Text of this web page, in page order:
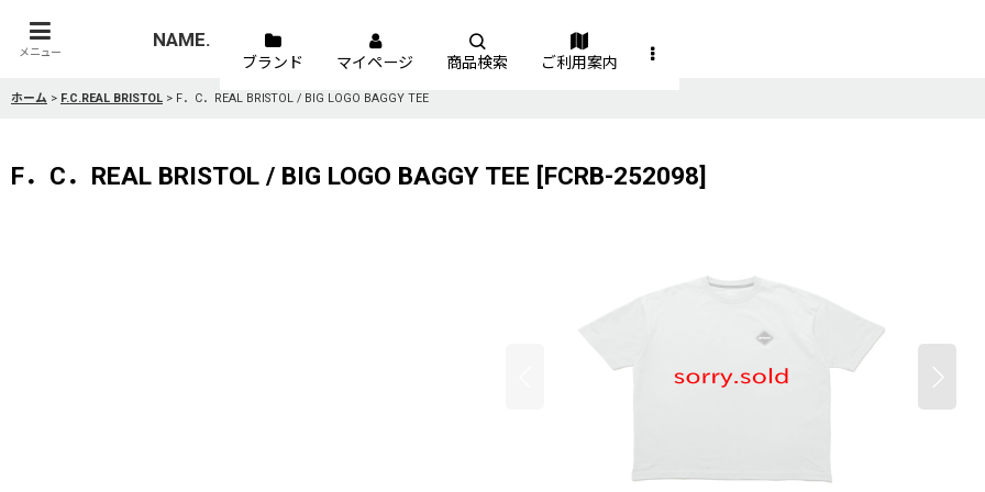
メニュー
NAME.
ブランド マイページ 商品検索 ご利用案内
ホーム > F.C.REAL BRISTOL > F．C．REAL BRISTOL / BIG LOGO BAGGY TEE
F．C．REAL BRISTOL / BIG LOGO BAGGY TEE [FCRB-252098]